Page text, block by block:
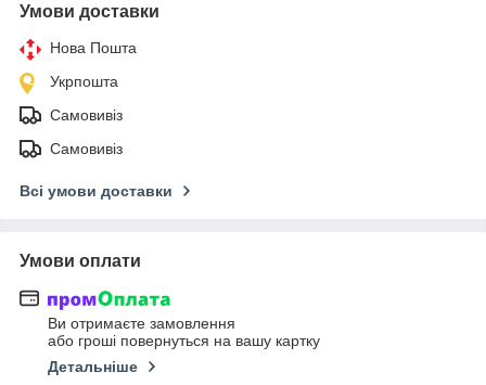
Умови доставки
Нова Пошта
Укрпошта
Самовивіз
Самовивіз
Всі умови доставки
Умови оплати
Ви отримаєте замовлення
або гроші повернуться на вашу картку
Детальніше